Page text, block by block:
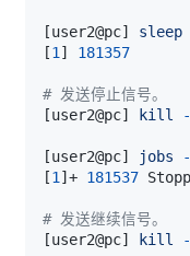
[user2@pc] sleep
[1 ] 181357
# 发送停止信号。
[user2@pc] kill
[user2@pc] jobs
[1 ] + 181537
# 发送继续信号。
[user2@pc] kill